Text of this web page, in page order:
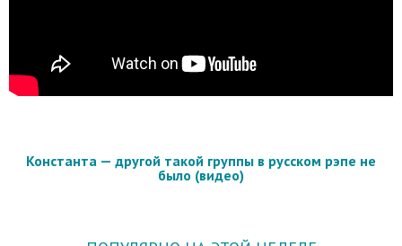
Константа — другой такой группы в русском рэпе не
было (видео)